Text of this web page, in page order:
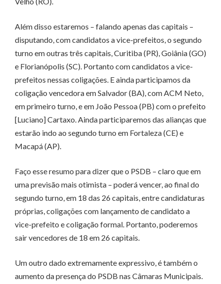
Além disso estaremos – falando apenas das capitais –
disputando, com candidatos a vice-prefeitos, o segundo
turno em outras três capitais, Curitiba (PR), Goiânia (GO)
e Florianópolis (SC). Portanto com candidatos a vice-
prefeitos nessas coligações. E ainda participamos da
coligação vencedora em Salvador (BA), com ACM Neto,
em primeiro turno, e em João Pessoa (PB) com o prefeito
[Luciano] Cartaxo. Ainda participaremos das alianças que
estarão indo ao segundo turno em Fortaleza (CE) e
Macapá (AP).
Faço esse resumo para dizer que o PSDB – claro que em
uma previsão mais otimista – poderá vencer, ao final do
segundo turno, em 18 das 26 capitais, entre candidaturas
próprias, coligações com lançamento de candidato a
vice-prefeito e coligação formal. Portanto, poderemos
sair vencedores de 18 em 26 capitais.
Um outro dado extremamente expressivo, é também o
aumento da presença do PSDB nas Câmaras Municipais.